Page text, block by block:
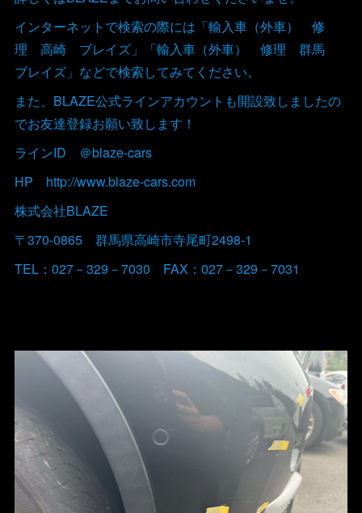
インターネットで検索の際には「輸入車（外車） 修
理 高崎 ブレイズ」「輸入車（外車） 修理 群馬
ブレイズ」などで検索してみてください。
また、BLAZE公式ラインアカウントも開設致しましたの
でお友達登録お願い致します！
ラインID ＠blaze-cars
HP http://www.blaze-cars.com
株式会社BLAZE
〒370-0865 群馬県高崎市寺尾町2498-1
TEL：027－329－7030 FAX：027－329－7031